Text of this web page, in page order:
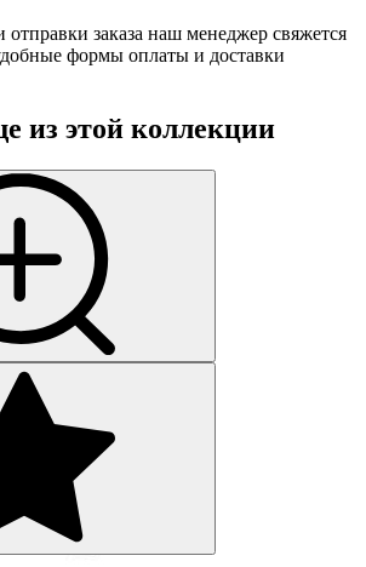
заказа наш менеджер свяжется
формы оплаты и доставки
из этой коллекции